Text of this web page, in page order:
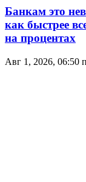
Банкам это
как быстрее
на процентах
Авг 1, 2026, 06:50